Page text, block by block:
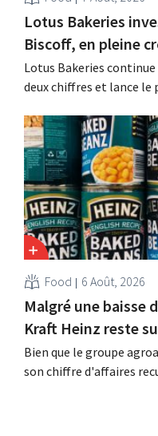
Lotus Bakeries
Biscoff, en pleine
Lotus Bakeries
deux chiffres et lance
capacité de production
cette opportunité ».
Food 6 Août, 2026
Malgré une baisse
Kraft Heinz reste
Bien que le groupe
son chiffre d'affaires